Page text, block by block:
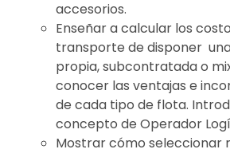
accesorios.
Enseñar a calcular los
transporte de disponer
propia, subcontratada o
conocer las ventajas e
de cada tipo de flota.
concepto de Operador
Mostrar cómo seleccionar